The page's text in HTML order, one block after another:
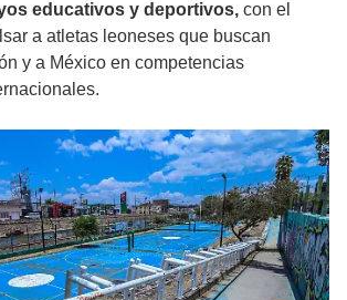
educativos y deportivos, con el
a atletas leoneses que buscan
y a México en competencias